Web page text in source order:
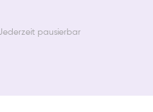
pausierbar